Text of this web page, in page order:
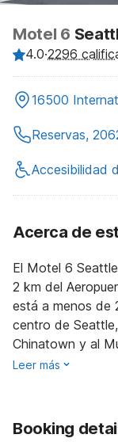
Motel 6
4.0·2296
16500
Reservas,
Accesibilidad
Acerca de
El Motel 6
2 km del
está a menos de
centro de
Chinatown y al
Leer más
Booking